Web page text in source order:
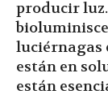
producir
luciérnagas
están en
están